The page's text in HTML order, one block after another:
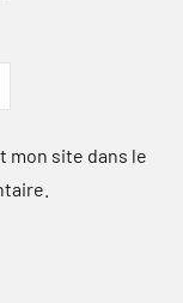
mon site dans le